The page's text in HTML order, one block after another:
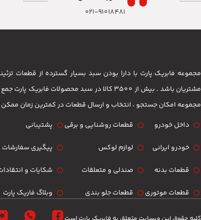
۰۲۱-91018481
مجموعه فابریک پارت با دارا بودن سبد بسیار گسترده از قطعات
مشتریان باشد . بیش از 3500 کالا در سبد
مجموعه امکان جستجو ، انتخاب و ارسال قطعات در کمترین زمان
داخل خودرو
خودرو ایرانی
قطعات بدنه
قطعات موتوری
قطعات روشنایی و برقی
لوازم لوکس
صندلی و متعلقات
قطعات جلو بندی
پشتیبانی
پیگیری سفارشات
شکایات و
وبلاگ فاریک پارت